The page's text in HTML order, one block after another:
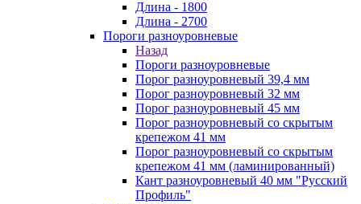
Длина - 1800
Длина - 2700
Пороги разноуровневые
Назад
Пороги разноуровневые
Порог разноуровневый 39,4 мм
Порог разноуровневый 32 мм
Порог разноуровневый 45 мм
Порог разноуровневый со скрытым
крепежом 41 мм
Порог разноуровневый со скрытым
крепежом 41 мм (ламинированный)
Кант разноуровневый 40 мм "Русский
Профиль"